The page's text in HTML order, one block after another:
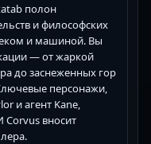
полон
и философских
и машиной. Вы
— от жаркой
до заснеженных гор
персонажи,
и агент Kane,
вносит